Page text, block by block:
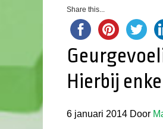
Share this...
Hierbij
6 januari 2014 Door